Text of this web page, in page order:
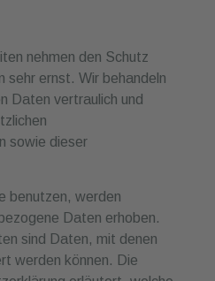
nehmen den Schutz
sehr ernst. Wir behandeln
Daten vertraulich und
sowie dieser
benutzen, werden
Daten erhoben.
sind Daten, mit denen
werden können. Die